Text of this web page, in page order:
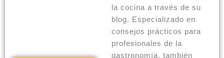
la cocina a través de su
blog. Especializado en
consejos prácticos para
profesionales de la
gastronomía, también